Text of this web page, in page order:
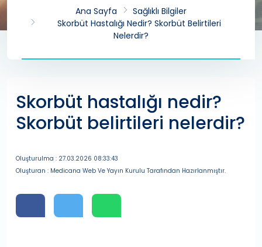
Ana Sayfa
Sağlıklı Bilgiler
Skorbüt Hastalığı Nedir? Skorbüt Belirtileri
Nelerdir?
Skorbüt hastalığı nedir?
Skorbüt belirtileri nelerdir?
Oluşturulma : 27.03.2026 08:33:43
Oluşturan : Medicana Web Ve Yayın Kurulu Tarafından Hazırlanmıştır.